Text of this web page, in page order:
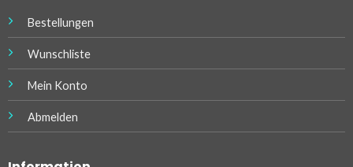
Bestellungen
Wunschliste
Mein Konto
Abmelden